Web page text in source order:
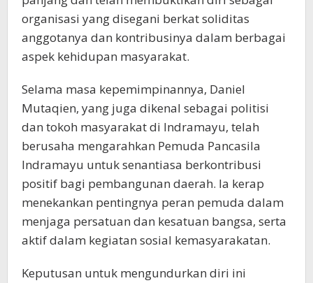
organisasi yang disegani berkat soliditas
anggotanya dan kontribusinya dalam berbagai
aspek kehidupan masyarakat.
Selama masa kepemimpinannya, Daniel
Mutaqien, yang juga dikenal sebagai politisi
dan tokoh masyarakat di Indramayu, telah
berusaha mengarahkan Pemuda Pancasila
Indramayu untuk senantiasa berkontribusi
positif bagi pembangunan daerah. Ia kerap
menekankan pentingnya peran pemuda dalam
menjaga persatuan dan kesatuan bangsa, serta
aktif dalam kegiatan sosial kemasyarakatan.
Keputusan untuk mengundurkan diri ini